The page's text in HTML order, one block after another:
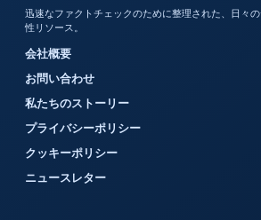
迅速なファクトチェックのために整理された、日々
性リソース。
会社概要
お問い合わせ
私たちのストーリー
プライバシーポリシー
クッキーポリシー
ニュースレター